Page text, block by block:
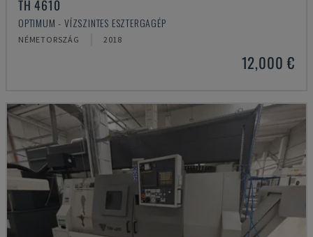
TH 4610
OPTIMUM - VÍZSZINTES ESZTERGAGÉP
NÉMETORSZÁG 2018
12,000 €